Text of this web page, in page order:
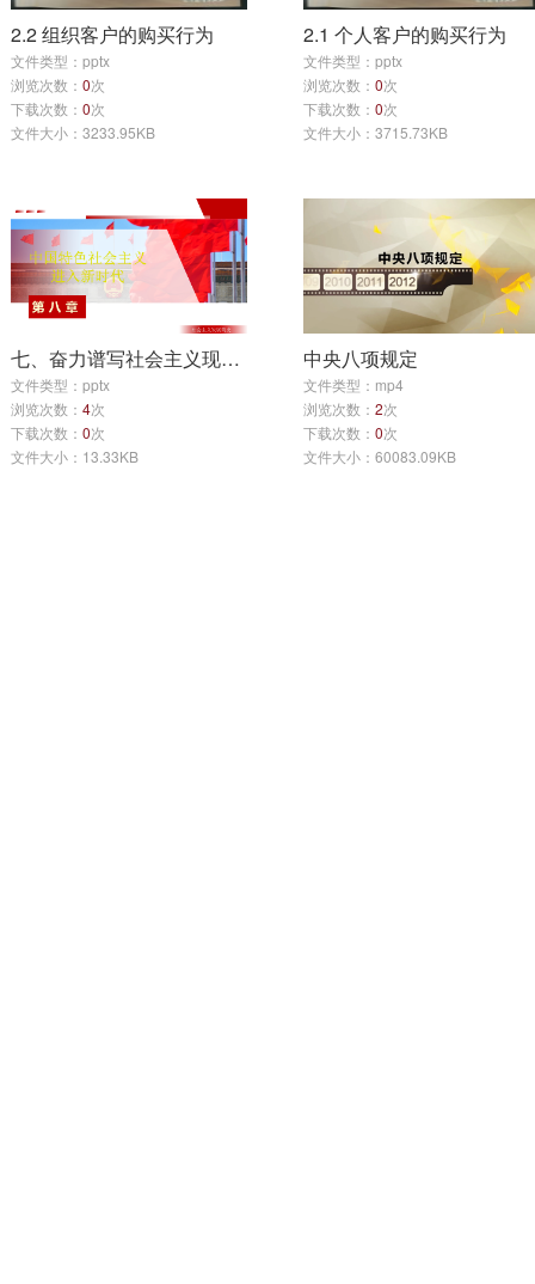
2.2 组织客户的购买行为
文件类型：pptx
浏览次数： 0次
下载次数： 0次
文件大小：3233.95KB
2.1 个人客户的购买行为
文件类型：pptx
浏览次数： 0次
下载次数： 0次
文件大小：3715.73KB
七、奋力谱写社会主义现代化新征程的壮丽篇章
文件类型：pptx
浏览次数： 4次
下载次数： 0次
文件大小：13.33KB
中央八项规定
文件类型：mp4
浏览次数： 2次
下载次数： 0次
文件大小：60083.09KB